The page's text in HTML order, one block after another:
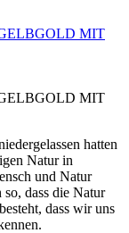
MIT
MIT
hatten
Natur in
und Natur
so, dass die Natur
dass wir uns